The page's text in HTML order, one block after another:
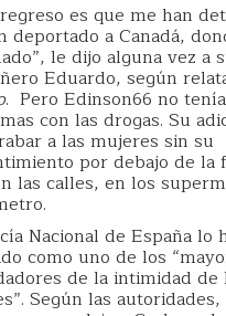
es que me han
deportado a Canadá,
le dijo alguna vez a
Eduardo, según
. Pero Edinson66 no tenía
con las drogas. Su
a las mujeres sin su
por debajo de la
las calles, en los
Nacional de España lo
como uno de los
de la intimidad de
Según las autoridades,